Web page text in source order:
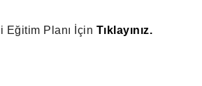
Eğitim Planı İçin Tıklayınız.